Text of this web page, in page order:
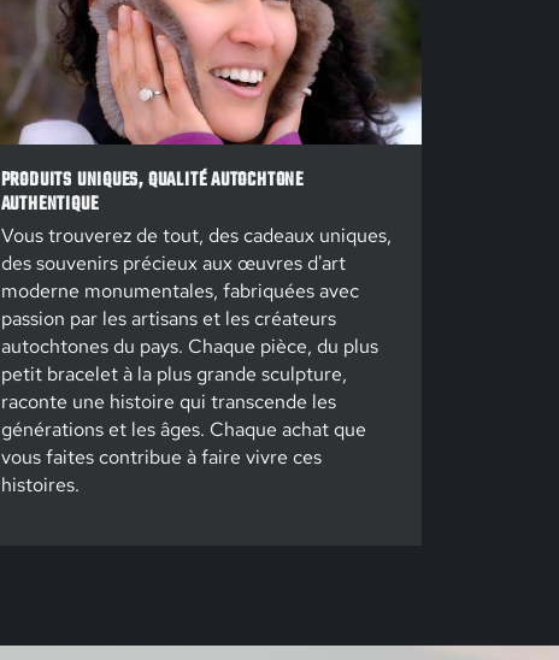
PRODUITS UNIQUES, QUALITÉ AUTOCHTONE
AUTHENTIQUE
Vous trouverez de tout, des cadeaux uniques,
des souvenirs précieux aux œuvres d'art
moderne monumentales, fabriquées avec
passion par les artisans et les créateurs
autochtones du pays. Chaque pièce, du plus
petit bracelet à la plus grande sculpture,
raconte une histoire qui transcende les
générations et les âges. Chaque achat que
vous faites contribue à faire vivre ces
histoires.